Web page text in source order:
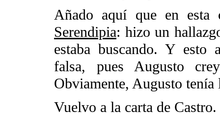
Añado aquí que en esta
Serendipia: hizo un
estaba buscando. Y esto
falsa, pues Augusto
Obviamente, Augusto tenía
Vuelvo a la carta de Castro.